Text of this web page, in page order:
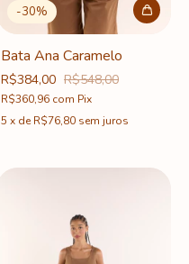
-30%
Bata Ana Caramelo
R$384,00 R$548,00
R$360,96 com Pix
5 x deR$76,80 sem juros